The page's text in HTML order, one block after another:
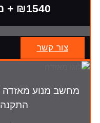
₪1540 + מע"מ
צור קשר
התקנה